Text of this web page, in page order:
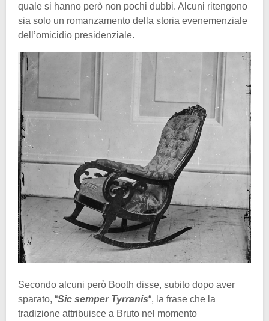
quale si hanno però non pochi dubbi. Alcuni ritengono
sia solo un romanzamento della storia evenemenziale
dell’omicidio presidenziale.
Secondo alcuni però Booth disse, subito dopo aver
sparato, “Sic semper Tyrranis“, la frase che la
tradizione attribuisce a Bruto nel momento